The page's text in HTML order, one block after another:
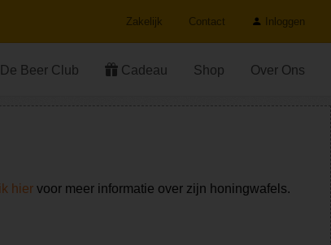
Zakelijk Contact Inloggen
De Beer Club Cadeau Shop Over Ons
hier voor meer informatie over zijn honingwafels.